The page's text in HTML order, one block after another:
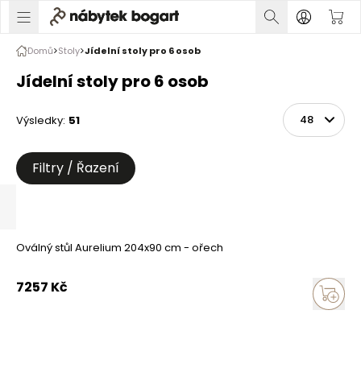
Domů Stoly Jídelní stoly pro 6 osob
Jídelní stoly pro 6 osob
Řadit
Výsledky: 51 Na stránce
Filtry / Řazení
Oválný stůl Aurelium 204x90 cm - ořech
7257 Kč